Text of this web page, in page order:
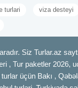
turlari viza desteyi
Siz Turlar.az
, Tur paketler 2026,
üçün Bakı ,